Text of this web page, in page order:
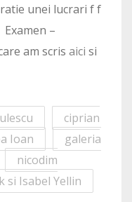
unei lucrari f f
–
am scris aici si
ciprian
Ioan
galeria
nicodim
si Isabel Yellin